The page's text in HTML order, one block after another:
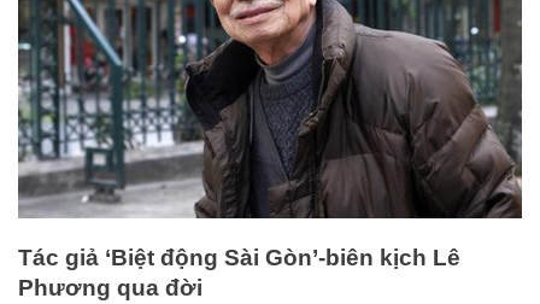
Tác giả ‘Biệt động Sài Gòn’-biên kịch Lê
Phương qua đời